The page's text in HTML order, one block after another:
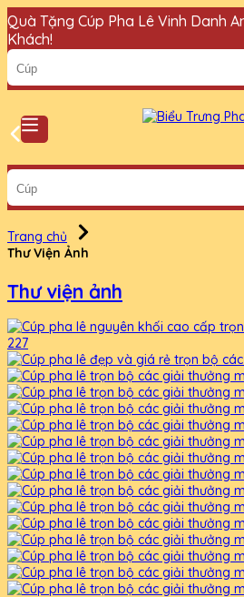
Quà Tặng Cúp Pha Lê Vinh Danh
Khách!
Trang chủ
Thư Viện Ảnh
Thư viện ảnh